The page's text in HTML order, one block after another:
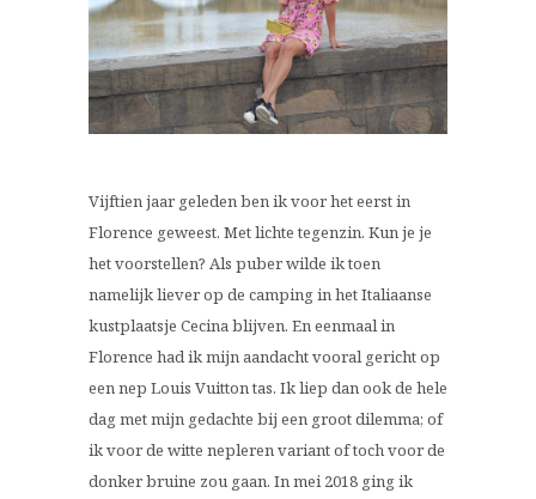
Vijftien jaar geleden ben ik voor het eerst in
Florence geweest. Met lichte tegenzin. Kun je je
het voorstellen? Als puber wilde ik toen
namelijk liever op de camping in het Italiaanse
kustplaatsje Cecina blijven. En eenmaal in
Florence had ik mijn aandacht vooral gericht op
een nep Louis Vuitton tas. Ik liep dan ook de hele
dag met mijn gedachte bij een groot dilemma; of
ik voor de witte nepleren variant of toch voor de
donker bruine zou gaan. In mei 2018 ging ik